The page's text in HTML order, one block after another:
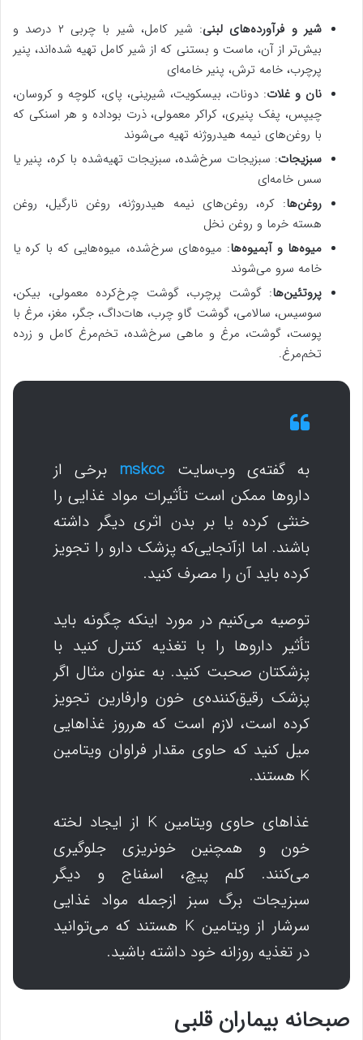
شیر و فرآورده‌های لبنی
: شیر کامل، شیر با چربی ۲ درصد و
بیش‌تر از آن، ماست و بستنی که از شیر کامل تهیه شده‌اند، پنیر
پرچرب، خامه ترش، پنیر خامه‌ای
نان و غلات: دونات، بیسکویت، شیرینی، پای، کلوچه و کروسان،
چیپس، پفک پنیری، کراکر معمولی، ذرت بوداده و هر اسنکی که
با روغن‌های نیمه هیدروژنه تهیه می‌شوند
سبزیجات: سبزیجات سرخ‌شده، سبزیجات تهیه‌شده با کره، پنیر یا
سس خامه‌ای
روغن‌ها: کره، روغن‌های نیمه هیدروژنه، روغن نارگیل، روغن
هسته خرما و روغن نخل
میوه‌ها و آبمیوه‌ها: میوه‌های سرخ‌شده، میوه‌هایی که با کره یا
خامه سرو می‌شوند
پروتئین‌ها: گوشت پرچرب، گوشت چرخ‌کرده معمولی، بیکن،
سوسیس، سالامی، گوشت گاو چرب، هات‌داگ، جگر، مغز، مرغ با
پوست، گوشت، مرغ و ماهی سرخ‌شده، تخم‌مرغ کامل و زرده
تخم‌مرغ.
به گفته‌ی وب‌سایت mskcc برخی از
داروها ممکن است تأثیرات مواد غذایی را
خنثی کرده یا بر بدن اثری دیگر داشته
باشند. اما ازآنجایی‌که پزشک دارو را تجویز
کرده باید آن را مصرف کنید.
توصیه می‌کنیم در مورد اینکه چگونه باید
تأثیر داروها را با تغذیه کنترل کنید با
پزشکتان صحبت کنید. به عنوان مثال اگر
پزشک رقیق‌کننده‌ی خون وارفارین تجویز
کرده است، لازم است که هرروز غذاهایی
میل کنید که حاوی مقدار فراوان ویتامین
K هستند.
غذاهای حاوی ویتامین K از ایجاد لخته
خون و همچنین خونریزی جلوگیری
می‌کنند. کلم پیچ، اسفناج و دیگر
سبزیجات برگ سبز ازجمله مواد غذایی
سرشار از ویتامین K هستند که می‌توانید
در تغذیه روزانه خود داشته باشید.
صبحانه بیماران قلبی